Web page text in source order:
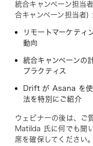
統合キャンペーン担
合キャンペーン担当者)
リモートマーケティ
動向
統合キャンペーンの
プラクティス
Drift が Asana を使
法を特別にご紹介
ウェビナーの後は、ご
Matilda 氏に何でも聞
席を確保してください